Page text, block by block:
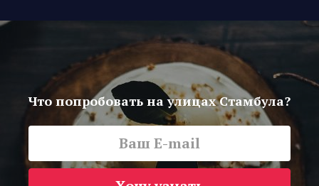
Что попробовать на улицах Стамбула?